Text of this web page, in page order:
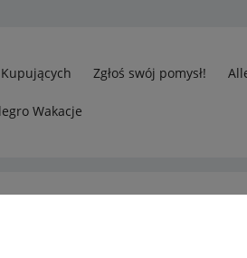
Zgłoś swój pomysł!
Wakacje